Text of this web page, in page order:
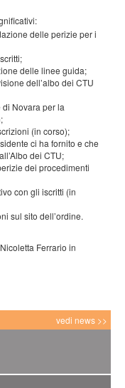
delle perizie per i
delle linee guida;
dell’albo dei CTU
Novara per la
(in corso);
ci ha fornito e che
dei CTU;
dei procedimenti
con gli iscritti (in
sul sito dell’ordine.
Ferrario in
vedi news >>